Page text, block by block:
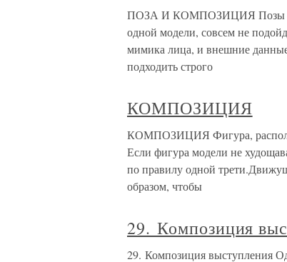
ПОЗА И КОМПОЗИЦИЯ Позы и
одной модели, совсем не
мимика лица, и внешние
подходить строго
КОМПОЗИЦИЯ
КОМПОЗИЦИЯ Фигура,
Если фигура модели не
по правилу одной
образом, чтобы
29. Композиция
29. Композиция выступления